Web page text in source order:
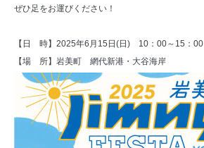
ぜひ足をお運びください！
【日 時】2025年6月15日(日) 10：00～15：00
【場 所】岩美町 網代新港・大谷海岸